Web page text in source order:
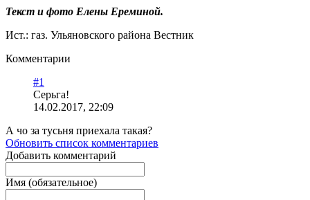
Текст и фото Елены Ереминой.
Ист.: газ. Ульяновского района Вестник
Комментарии
#1
Серьга!
14.02.2017, 22:09
А чо за тусьня приехала такая?
Обновить список комментариев
Добавить комментарий
Имя (обязательное)